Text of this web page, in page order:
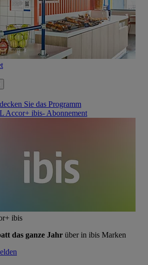
Sie das Programm
Accor+ ibis- Abonnement
ibis
das ganze Jahr über in ibis Marken